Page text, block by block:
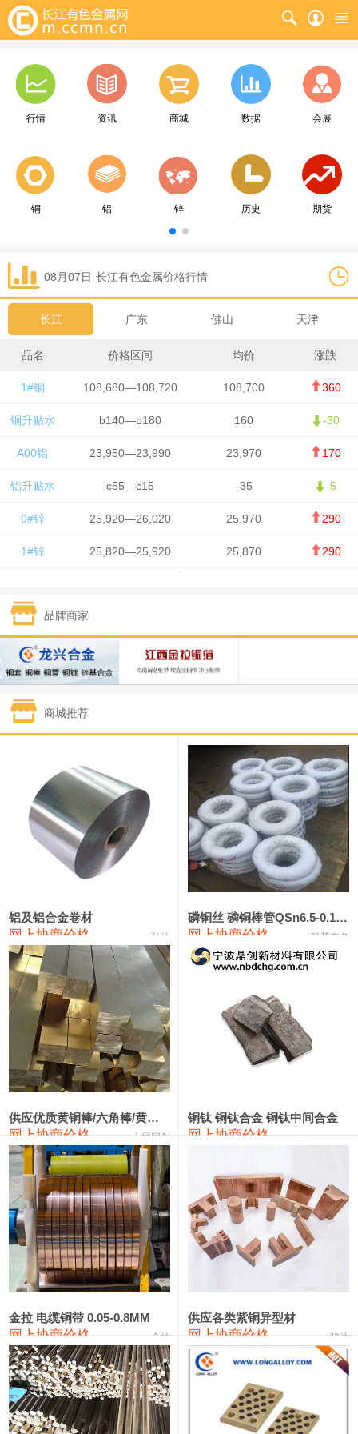
行情 资讯 商城 数据 会展
铜 铝 锌 历史 期货
08月07日 长江有色金属价格行情
长江 广东 佛山 天津
品名 价格区间 均价 涨跌
1#铜 108,680—108,720 108,700 360
铜升贴水 b140—b180 160 -30
A00铝 23,950—23,990 23,970 170
铝升贴水 c55—c15 -35 -5
0#锌 25,920—26,020 25,970 290
1#锌 25,820—25,920 25,870 290
1#锡 434,000—436,000
1#镍 129,550—130,750
1#白银 15,100—15,110 15,105 -70
钯金
331,000 -10,000
89,000—95,000 92,000 1,000
2#锑 85,000—91,000 88,000 1,000
1#镁 17,000—18,000 17,500 0
18,900—19,100 19,000 100
1#电解锰(99.7%袋装) 18,000—18,200 18,100 100
1#铬 60,000—82,000
553#硅 9,300—9,500
441#硅 9,600—9,800 9,700
3303#硅 10,300—10,500 10,400
2202#硅 14,100—14,300
金属硅3303#-2202# 10,400—14,200 12,300 0
漆包线 111,970—115,970 113,970
磷铜合金 110,800—117,600 114,200 400
无氧铜丝(硬) 109,710—110,010 109,860
R410A专用紫铜管 113,700—113,700
铸造铝合金锭(A380） 26,300—26,500 26,400 100
铝合金ADC12 24,200—24,400 100
铸造铝合金锭(ZL102) 24,300—24,500 24,400
品牌商家
商城推荐
铝及铝合金卷材
网上协商价格 弘达
磷铜丝 磷铜棒管QSn6.5-0.1 7-0.2 8-0.3
网上协商价格 联荣有色
供应优质黄铜棒/六角棒/黄铜方板
网上协商价格 十堰同创
铜钛 铜钛合金 铜钛中间合金
网上协商价格
金拉 电缆铜带 0.05-0.8MM
网上协商价格 金拉
供应各类紫铜异型材
网上协商价格 骏达